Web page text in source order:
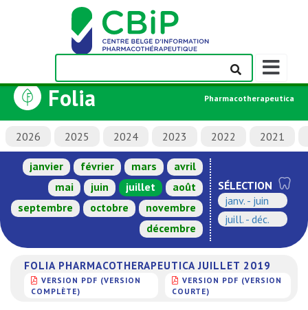
Afficher/
la
de
navigation
Folia Pharmacotherapeutica
2026 2025 2024 2023 2022 2021
janvier février mars
avril
mai
juin juillet
août
septembre
octobre
novembre
décembre
SÉLECTION
janv. - juin
juill. - déc.
FOLIA PHARMACOTHERAPEUTICA JUILLET 2019
VERSION PDF (VERSION
COMPLÈTE)
VERSION PDF (VERSION
COURTE)